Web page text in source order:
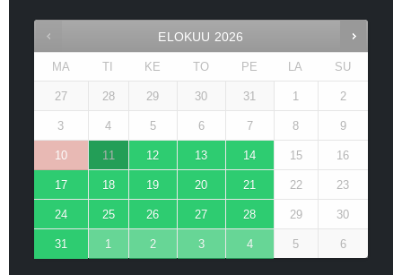
ELOKUU 2026
MA TI KE TO PE LA SU
27 28 29 30 31 1 2
3 4 5 6 7 8 9
10 11 12 13 14 15 16
17 18 19 20 21 22 23
24 25 26 27 28 29 30
31 1 2 3 4 5 6